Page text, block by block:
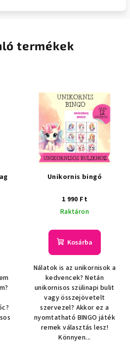
termékek
Unikornis bingó
1 990 Ft
Raktáron
Kosárba
Nálatok is az unikornisok a
kedvencek? Netán
unikornisos szülinapi bulit
vagy összejövetelt
szervezel? Akkor ez a
nyomtatható BINGO játék
remek választás lesz!
Könnyen...